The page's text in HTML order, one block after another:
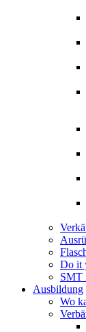
Do it
SMT
Ausbildung
Wo